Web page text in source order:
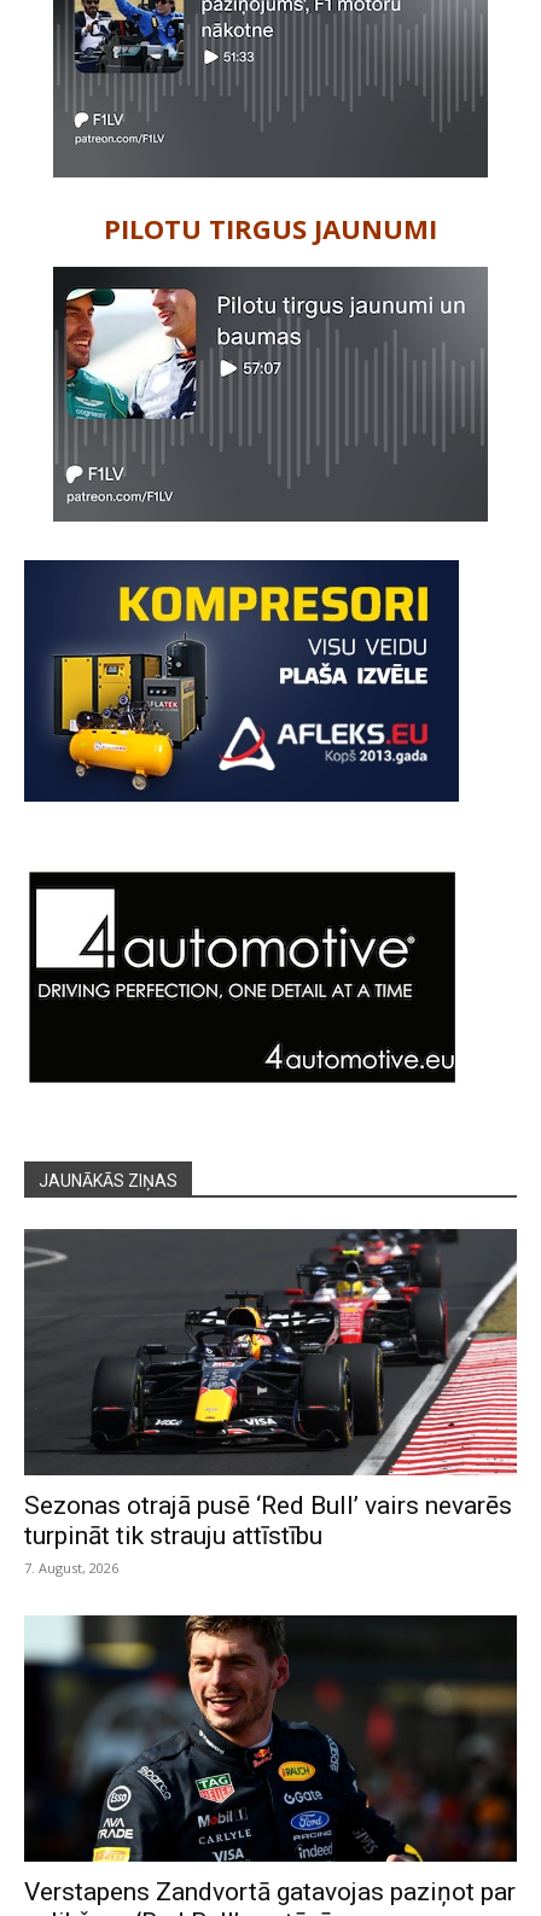
PILOTU TIRGUS JAUNUMI
JAUNĀKĀS ZIŅAS
Sezonas otrajā pusē ‘Red Bull’ vairs nevarēs
turpināt tik strauju attīstību
7. August, 2026
Verstapens Zandvortā gatavojas paziņot par